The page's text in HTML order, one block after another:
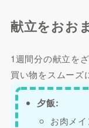
献立をおお
1週間分の献立を
買い物をスムーズ
夕飯:
お肉メ